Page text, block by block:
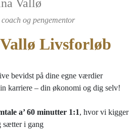
Vallø
coach og pengementor
Livsforløb
bevidst på dine egne værdier
karriere – din økonomi og dig selv!
a’ 60 minutter 1:1, hvor vi kigger
sætter i gang